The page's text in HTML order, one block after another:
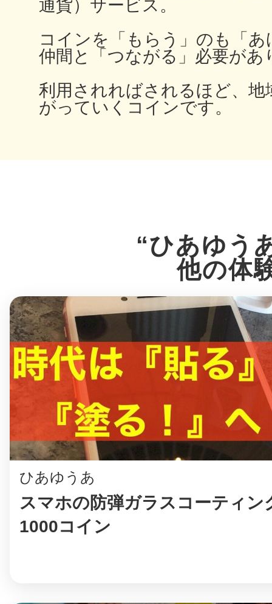
通貨）サービス。
コインを「もらう」のも「
仲間と「つながる」必要があ
利用されればされるほど、地
がっていくコインです。
“ひあゆう
他の体
ひあゆうあ
スマホの防弾ガラスコーティン
1000コイン